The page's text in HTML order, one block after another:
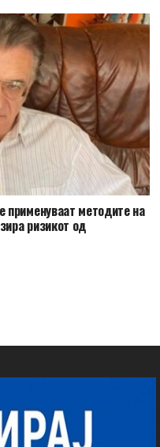
применуваат методите на
ризикот од